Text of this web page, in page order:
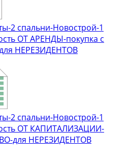
2 спальни-Новострой-1
ОТ АРЕНДЫ-покупка с
НЕРЕЗИДЕНТОВ
2 спальни-Новострой-1
ОТ КАПИТАЛИЗАЦИИ-
для НЕРЕЗИДЕНТОВ